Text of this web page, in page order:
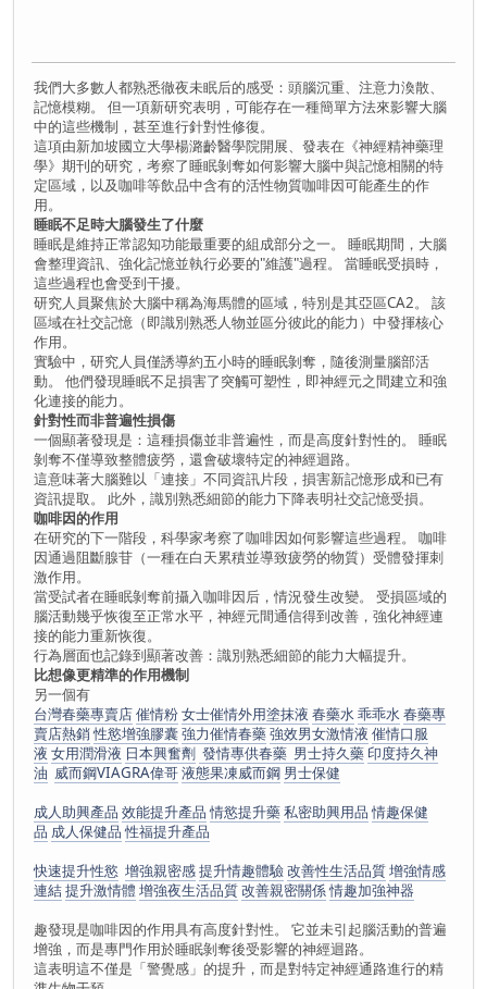
我們大多數人都熟悉徹夜未眠后的感受：頭腦沉重、注意力渙散、
記憶模糊。 但一項新研究表明，可能存在一種簡單方法來影響大腦
中的這些機制，甚至進行針對性修復。
這項由新加坡國立大學楊潞齡醫學院開展、發表在《神經精神藥理
學》期刊的研究，考察了睡眠剝奪如何影響大腦中與記憶相關的特
定區域，以及咖啡等飲品中含有的活性物質咖啡因可能產生的作
用。
睡眠不足時大腦發生了什麼
睡眠是維持正常認知功能最重要的組成部分之一。 睡眠期間，大腦
會整理資訊、強化記憶並執行必要的"維護"過程。 當睡眠受損時，
這些過程也會受到干擾。
研究人員聚焦於大腦中稱為海馬體的區域，特別是其亞區CA2。 該
區域在社交記憶（即識別熟悉人物並區分彼此的能力）中發揮核心
作用。
實驗中，研究人員僅誘導約五小時的睡眠剝奪，隨後測量腦部活
動。 他們發現睡眠不足損害了突觸可塑性，即神經元之間建立和強
化連接的能力。
針對性而非普遍性損傷
一個顯著發現是：這種損傷並非普遍性，而是高度針對性的。 睡眠
剝奪不僅導致整體疲勞，還會破壞特定的神經迴路。
這意味著大腦難以「連接」不同資訊片段，損害新記憶形成和已有
資訊提取。 此外，識別熟悉細節的能力下降表明社交記憶受損。
咖啡因的作用
在研究的下一階段，科學家考察了咖啡因如何影響這些過程。 咖啡
因通過阻斷腺苷（一種在白天累積並導致疲勞的物質）受體發揮刺
激作用。
當受試者在睡眠剝奪前攝入咖啡因后，情況發生改變。 受損區域的
腦活動幾乎恢復至正常水平，神經元間通信得到改善，強化神經連
接的能力重新恢復。
行為層面也記錄到顯著改善：識別熟悉細節的能力大幅提升。
比想像更精準的作用機制
另一個有
台灣春藥專賣店催情粉女士催情外用塗抹液 春藥水乖乖水春藥專
賣店熱銷性慾增強膠囊強力催情春藥強效男女激情液 催情口服
液 女用潤滑液 日本興奮劑 發情專供春藥 男士持久藥 印度持久神
油 威而鋼VIAGRA偉哥液態果凍威而鋼 男士保健
成人助興產品 效能提升產品 情慾提升藥私密助興用品 情趣保健
品 成人保健品 性福提升產品
快速提升性慾 增強親密感提升情趣體驗改善性生活品質增強情感
連結提升激情體 增強夜生活品質改善親密關係情趣加強神器
趣發現是咖啡因的作用具有高度針對性。 它並未引起腦活動的普遍
增強，而是專門作用於睡眠剝奪後受影響的神經迴路。
這表明這不僅是「警覺感」的提升，而是對特定神經通路進行的精